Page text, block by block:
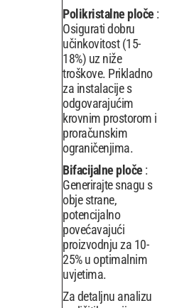
Polikristalne ploče :
Osigurati dobru
učinkovitost (15-
18%) uz niže
troškove. Prikladno
za instalacije s
odgovarajućim
krovnim prostorom i
proračunskim
ograničenjima.
Bifacijalne ploče :
Generirajte snagu s
obje strane,
potencijalno
povećavajući
proizvodnju za 10-
25% u optimalnim
uvjetima.
Za detaljnu analizu